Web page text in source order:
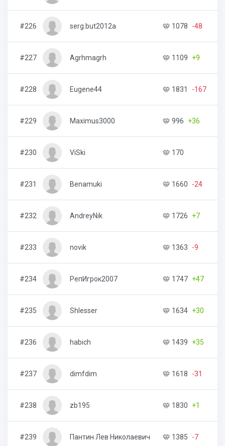
#226 serg.but2012a 1078 -48
#227 Agrhmagrh 1109 +9
#228 Eugene44 1831 -167
#229 Maximus3000 996 +36
#230 ViSki 170
#231 Benamuki 1660 -24
#232 AndreyNik 1726 +7
#233 novik 1363 -9
#234 РепИгрок2007 1747 +47
#235 Shlesser 1634 +30
#236 habich 1439 +35
#237 dimfdim 1618 -31
#238 zb195 1830 +1
#239 Пантин Лев Николаевич 1385 -7